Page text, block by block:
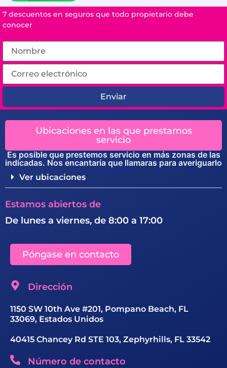
7 descuentos en seguros que todo propietario debe
conocer
Enviar
Ubicaciones en las que prestamos
servicio
Es posible que prestemos servicio en más zonas de las
indicadas. Nos encantaría que llamaras para averiguarlo
Ver ubicaciones
Estamos abiertos de
De lunes a viernes, de 8:00 a 17:00
Póngase en contacto
Dirección
1150 SW 10th Ave #201, Pompano Beach, FL
33069, Estados Unidos
40415 Chancey Rd STE 103, Zephyrhills, FL 33542
Número de contacto